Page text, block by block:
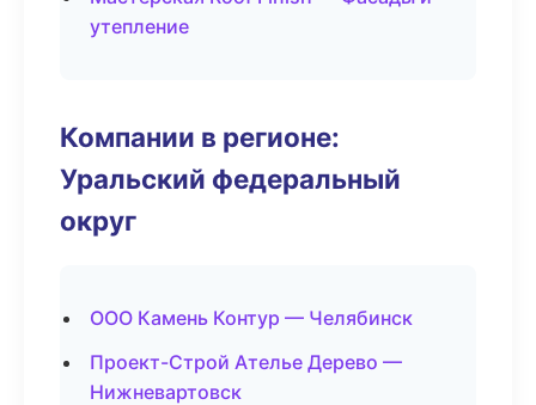
утепление
Компании в регионе:
Уральский федеральный
округ
ООО Камень Контур — Челябинск
Проект-Строй Ателье Дерево —
Нижневартовск